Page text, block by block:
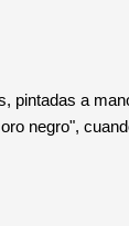
a
negro",